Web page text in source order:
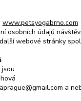
www.petsyogabrno.com
osobních údajů
webové stránky
a